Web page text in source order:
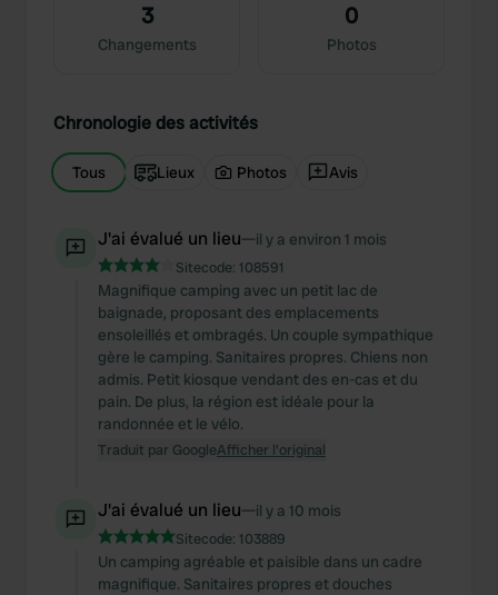
3
Changements
0
Photos
Chronologie des activités
Tous Lieux Photos Avis
J'ai évalué un lieu—il y a environ 1 mois
Sitecode: 108591
Magnifique camping avec un petit lac de
baignade, proposant des emplacements
ensoleillés et ombragés. Un couple sympathique
gère le camping. Sanitaires propres. Chiens non
admis. Petit kiosque vendant des en-cas et du
pain. De plus, la région est idéale pour la
randonnée et le vélo.
Traduit par GoogleAfficher l'original
J'ai évalué un lieu—il y a 10 mois
Sitecode: 103889
Un camping agréable et paisible dans un cadre
magnifique. Sanitaires propres et douches